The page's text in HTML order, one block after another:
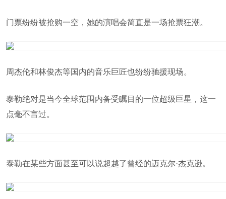
门票纷纷被抢购一空，她的演唱会简直是一场抢票狂潮。
周杰伦和林俊杰等国内的音乐巨匠也纷纷驰援现场。
泰勒绝对是当今全球范围内备受瞩目的一位超级巨星，这一
点毫不言过。
泰勒在某些方面甚至可以说超越了曾经的迈克尔·杰克逊。